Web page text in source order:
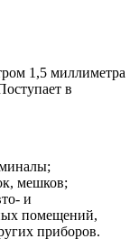
1,5 миллиметра
в
мешков;
и
помещений,
приборов.